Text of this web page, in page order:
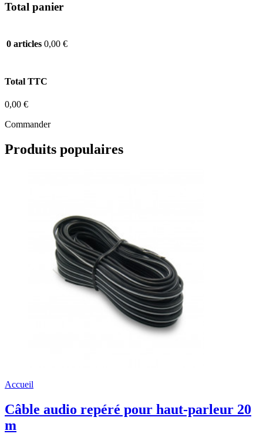
Total panier
0 articles 0,00 €
Total TTC
0,00 €
Commander
Produits populaires
Accueil
Câble audio repéré pour haut-parleur 20
m